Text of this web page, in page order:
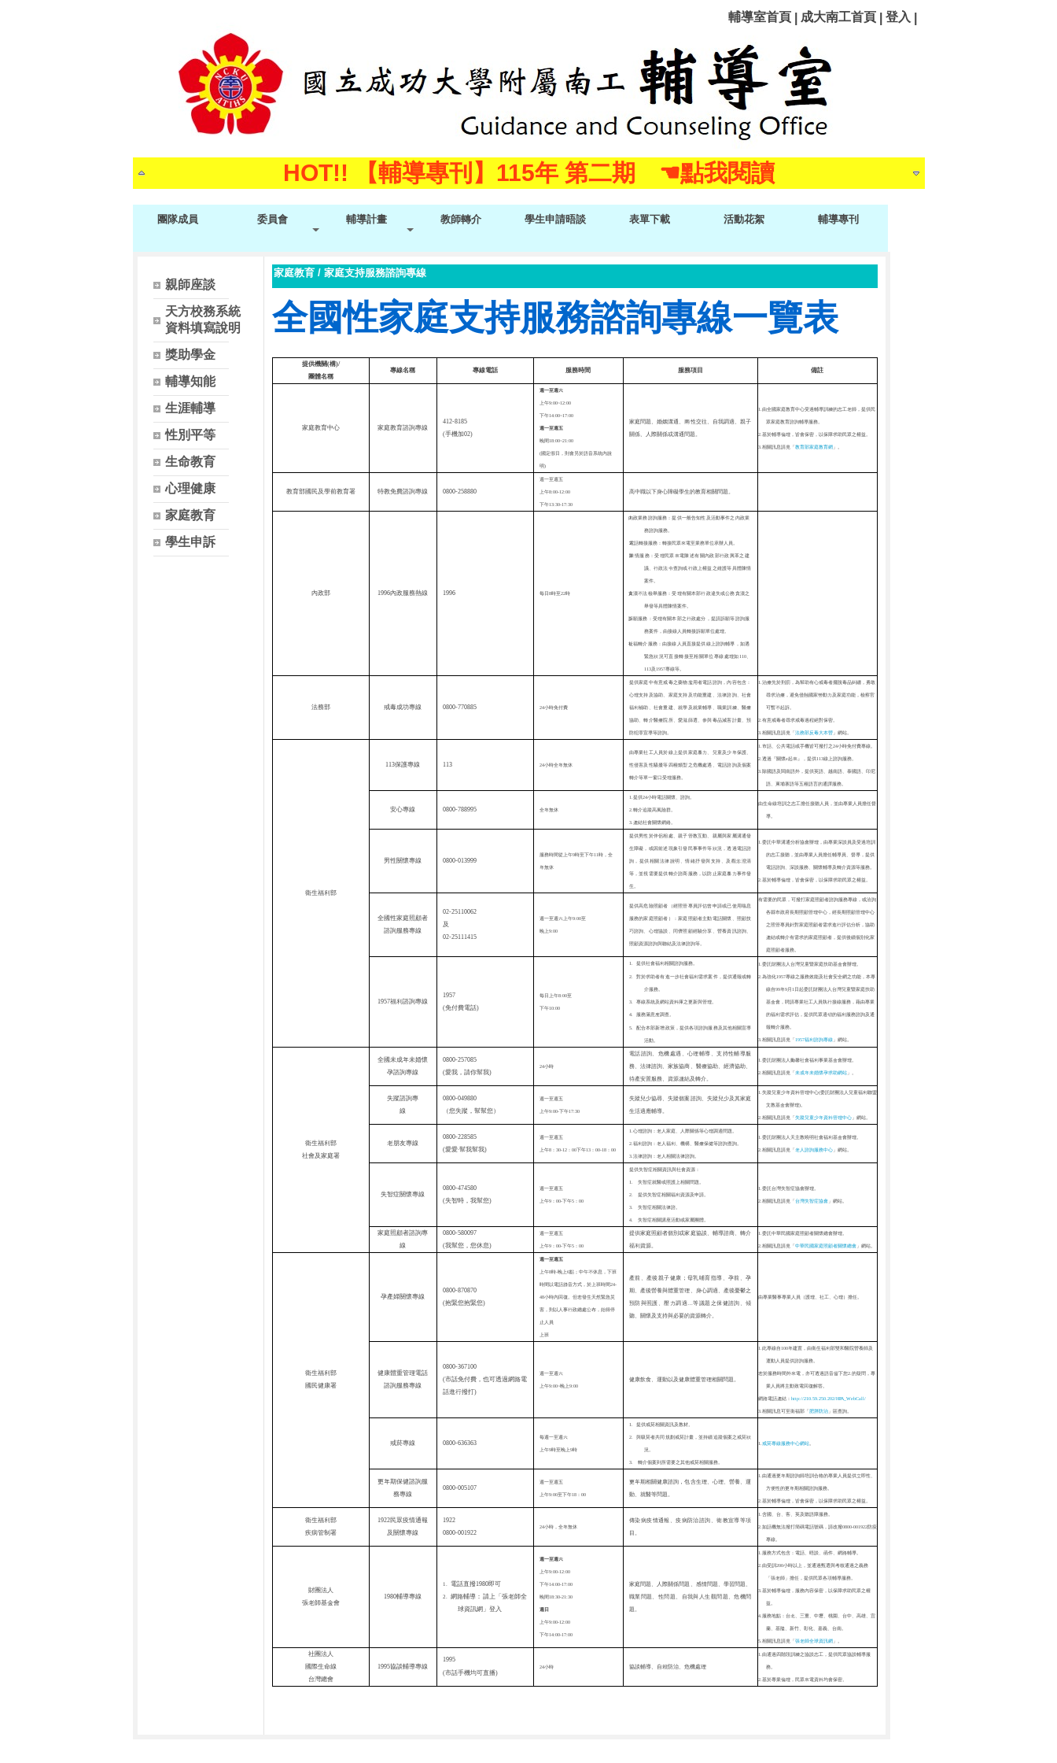
輔導室首頁 成大南工首頁 登入
HOT!! 【輔導專刊】115年 第二期 ☚點我閱讀
HOT!! 【輔導專刊】115年 第二期 ☚點我閱讀
團隊成員 委員會 輔導計畫 教師轉介 學生申請晤談 表單下載 活動花絮 輔導專刊
相關資源
親師座談
天方校務系統
資料填寫說明
獎助學金
輔導知能
生涯輔導
性別平等
生命教育
心理健康
家庭教育
學生申訴
家庭教育/ 家庭支持服務諮詢專線
全國性家庭支持服務諮詢專線一覽表
提供機關(構)/
團體名稱
專線名稱 專線電話 服務時間 服務項目 備註
家庭教育中心 家庭教育諮詢專線
412-8185
(手機加02)
週一至週六
上午9:00~12:00
下午14:00~17:00
週一至週五
晚間18:00~21:00
(國定假日，則會另於語音系統內說
明)
家庭問題、婚姻溝通、兩性交往、自我調適、親子
關係、人際關係或溝通問題。
1.由全國家庭教育中心受過輔導訓練的志工老師，提供民
眾家庭教育諮詢輔導服務。
2.基於輔導倫理，皆會保密，以保障求助民眾之權益。
3.相關訊息請見「教育部家庭教育網」
教育部國民及學前教育署 特教免費諮詢專線 0800-258880
週一至週五
上午8:00-12:00
下午13:30-17:30
高中職以下身心障礙學生的教育相關問題。
內政部 1996內政服務熱線 1996 每日8時至22時
內政業務諮詢服務：提供一般告知性及活動事件之內政業
務諮詢服務。
電話轉接服務：轉接民眾來電至業務單位承辦人員。
陳情服務：受理民眾來電陳述有關內政部行政興革之建
議、行政法令查詢或行政上權益之維護等具體陳情
案件。
貪瀆不法檢舉服務：受理有關本部行政違失或公務貪瀆之
舉發等具體陳情案件。
訴願服務：受理有關本部之行政處分，提請訴願等諮詢服
務案件，由接線人員轉接訴願單位處理。
社福轉介 服務：由接線人員直接提供線上諮詢輔導，如遇
緊急狀況可直接轉接至相關單位專線處理如110、
113及1957專線等。
法務部 戒毒成功專線 0800-770885 24小時免付費
提供家庭中有意戒毒之藥物濫用者電話諮詢，內容包含：
心理支持及協助、家庭支持及功能重建、法律諮詢、社會
福利補助、社會重建、就學及就業輔導、職業訓練、醫療
協助、轉介醫療院所、愛滋篩選、參與 毒品減害計畫、預
防犯罪宣導等諮詢。
1.治療先於刑罰，為幫助有心戒毒者擺脫毒品糾纏，勇敢
尋求治療，避免侵蝕國家勞動力及家庭功能，檢察官
可暫不起訴。
2.有意戒毒者尋求戒毒過程絕對保密。
3.相關訊息請見「法務部反毒大本營」網站。
衛生福利部
113保護專線 113 24小時全年無休
由專業社工人員於線上提供家庭暴力、兒童及少年保護、
性侵害及性騷擾等四種類型之危機處遇、電話諮詢及個案
轉介等單一窗口受理服務。
1.市話、公共電話或手機皆可撥打之24小時免付費專線。
2.透過『關懷e起來』，提供113線上諮詢服務。
3.除國語及閩南語外，提供英語、越南語、泰國語、印尼
語、柬埔寨語等五種語言的通譯服務。
安心專線 0800-788995 全年無休
1.提供24小時電話關懷、諮詢。
2.轉介追蹤高風險群。
3.連結社會關懷網絡。
由生命線培訓之志工擔任接聽人員，並由專業人員擔任督
導。
男性關懷專線 0800-013999
服務時間從上午9時至下午11時，全
年無休
提供男性於伴侶相處、親子管教互動、親屬與家屬溝通發
生障礙，或因前述現象引發民事事件等狀況，透過電話諮
詢，提供相關法律說明、情緒抒發與支持、及觀念澄清
等，並視需要提供轉介 諮商服務，以防止家庭暴力事件發
生。
1.委託中華溝通分析協會辦理，由專業深談員及受過培訓
的志工接聽 ，並由專業人員擔任輔導員、督導，提供
電話諮詢、深談服務、關懷輔導及轉介資源等服務。
2.基於輔導倫理，皆會保密，以保障求助民眾之權益。
全國性家庭照顧者
諮詢服務專線
02-25110062
及
02-25111415
週一至週六上午9:00至
晚上9:00
提供高危險照顧者（經照管專員評估曾申請或已使用喘息
服務的家庭照顧者）：家庭照顧者主動電話關懷、照顧技
巧諮詢、心理協談、同儕照顧經驗分享、營養資訊諮詢、
照顧資源諮詢與聯結及法律諮詢等。
有需要的民眾，可撥打家庭照顧者諮詢服務專線，或洽詢
各縣市政府長期照顧管理中心，經長期照顧管理中心
之照管專員針對家庭照顧者需求進行評估分析，協助
連結或轉介有需求的家庭照顧者，提供後續個別化家
庭照顧者服務。
1957福利諮詢專線
1957
(免付費電話)
每日上午8:00至
下午10:00
1. 提供社會福利相關諮詢服務。
2. 對於求助者有進一步社會福利需求案件，提供通報或轉
介服務。
3. 專線系統及網站資料庫之更新與管理。
4. 服務滿意度調查。
5. 配合本部新增政策，提供各項諮詢服務及其他相關宣導
活動。
1.委託財團法人台灣兒童暨家庭扶助基金會辦理。
2.為強化1957專線之服務效能及社會安全網之功能，本專
線自99年9月1日起委託財團法人台灣兒童暨家庭扶助
基金會，聘請專業社工人員執行接線服務，藉由專業
的福利需求評估，提供民眾適切的福利服務諮詢及通
報轉介服務。
3.相關訊息請見「 1957福利諮詢專線」網站。
衛生福利部
社會及家庭署
全國未成年未婚懷
孕諮詢專線
0800-257085
(愛我，請你幫我)
24小時
電話諮詢、危機處遇、心理輔導、支持性輔導服
務、法律諮詢、家族協商、醫療協助、經濟協助、
待產安置服務、資源連結及轉介。
1.委託財團法人 勵馨社會福利事業基金會辦理。
2.相關訊息請見「未成年未婚懷孕求助網站」。
失蹤諮詢專
線
0800-049880
（您失蹤，幫幫您）
週一至週五
上午9:00-下午17:30
失蹤兒少協尋、失蹤個案諮詢、失蹤兒少及其家庭
生活適應輔導。
1.失蹤兒童少年資料管理中心(委託財團法人兒童福利聯盟
文教基金會辦理)。
2.相關訊息請見「失蹤兒童少年資料管理中心」網站。
老朋友專線
0800-228585
(愛愛‧幫我幫我)
週一至週五
上午8：30-12：00下午13：00-18：00
1.心理諮詢：老人家庭、人際關係等心理調適問題。
2.福利諮詢：老人福利、機構、醫療保健等諮詢查詢。
3.法律諮詢：老人相關法律諮詢。
1.委託財團法人天主教曉明社會福利基金會辦理。
2.相關訊息請見「老人諮詢服務中心」網站。
失智症關懷專線
0800-474580
(失智時，我幫您)
週一至週五
上午9：00-下午5：00
提供失智症相關資訊與社會資源：
1. 失智症就醫或照護上相關問題。
2. 提供失智症相關福利資源及申請。
3. 失智症相關法律諮。
4. 失智症相關講座活動或家屬團體。
1.委託台灣失智症協會辦理。
2.相關訊息請見「台灣失智症協會」網站。
家庭照顧者諮詢專
線
0800-580097
(我幫您，您休息)
週一至週五
上午9：00-下午5：00
提供家庭照顧者個別或家庭協談、輔導諮商、轉介
福利資源。
1.委託中華民國家庭照顧者關懷總會辦理。
2.相關訊息請見「中華民國家庭照顧者關懷總會」網站。
衛生福利部
國民健康署
孕產婦關懷專線
0800-870870
(抱緊您抱緊您)
週一至週五
上午8時-晚上6點；中午不休息，下班
時間以電話錄音方式，於上班時間24-
48小時內回復。但若發生天然緊急災
害，則以人事行政總處公布，始得停
止人員
上班
產前、產後親子健康；母乳哺育指導、孕前、孕
期、產後營養與體重管理、身心調適、產後憂鬱之
預防與照護、壓力調適…等議題之保健諮詢、傾
聽、關懷及支持與必要的資源轉介。
由專業醫事專業人員（護理、社工、心理）擔任。
健康體重管理電話
諮詢服務專線
0800-367100
(市話免付費，也可透過網路電
話進行撥打)
週一至週六
上午9:00~晚上9:00
健康飲食、運動以及健康體重管理相關問題。
1.此專線自100年建置，由衛生福利部雙和醫院營養師及
運動人員提供諮詢服務。
若於服務時間外來電，亦可透過語音留下您2.的疑問，專
業人員將主動致電回復解答。
網路電話連結： http://210.59.250.202/HPA_WebCall/
3.相關訊息可至衛福部「 肥胖防治」區查詢。
戒菸專線 0800-636363
每週一至週六
上午9時至晚上9時
1. 提供戒菸相關資訊及教材。
2. 與吸菸者共同規劃戒菸計畫，並持續追蹤個案之戒菸狀
況。
3. 轉介個案到所需要之其他戒菸相關服務。
1. 戒菸專線服務中心網站。
更年期保健諮詢服
務專線
0800-005107
週一至週五
上午9:00至下午18：00
更年期相關健康諮詢，包含生理、心理、營養、運
動、就醫等問題。
1.由通過更年期諮詢師培訓合格的專業人員提供立即性、
方便性的更年期相關諮詢服務。
2.基於輔導倫理，皆會保密，以保障求助民眾之權益。
衛生福利部
疾病管制署
1922民眾疫情通報
及關懷專線
1922
0800-001922
24小時，全年無休
傳染病疫情通報、疫病防治諮詢、衛教宣導等項
目。
1. 含國、台、客、英及聽語障服務。
2. 如話機無法撥打簡碼電話號碼，請改撥0800-001922防疫
專線。
財團法人
張老師基金會
1980輔導專線
1. 電話直撥1980即可
2.
網路輔導：請上「張老師全
球資訊網」登入
週一至週六
上午9:00-12:00
下午14:00-17:00
晚間18:30-21:30
週日
上午9:00-12:00
下午14:00-17:00
家庭問題、人際關係問題、感情問題、學習問題、
職業問題、性問題、自我與人生觀問題、危機問
題。
1.服務方式包含：電話、晤談、函件、網路輔導。
2.由受訓200小時以上，並通過甄選與考核通過之義務
「張老師」擔任，提供民眾各項輔導服務。
3.基於輔導倫理，服務內容保密，以保障求助民眾之權
益。
4.服務地點：台北、三重、中壢、桃園、台中、高雄、宜
蘭、基隆、新竹、彰化、嘉義、台南。
5.相關訊息請見「張老師全球資訊網」
社團法人
國際生命線
台灣總會
1995協談輔導專線
1995
(市話手機均可直播)
24小時 協談輔導、自殺防治、危機處理
1.由通過四階段訓練之協談志工，提供民眾協談輔導服
務。
2.基於專業倫理，民眾來電資料均會保密。